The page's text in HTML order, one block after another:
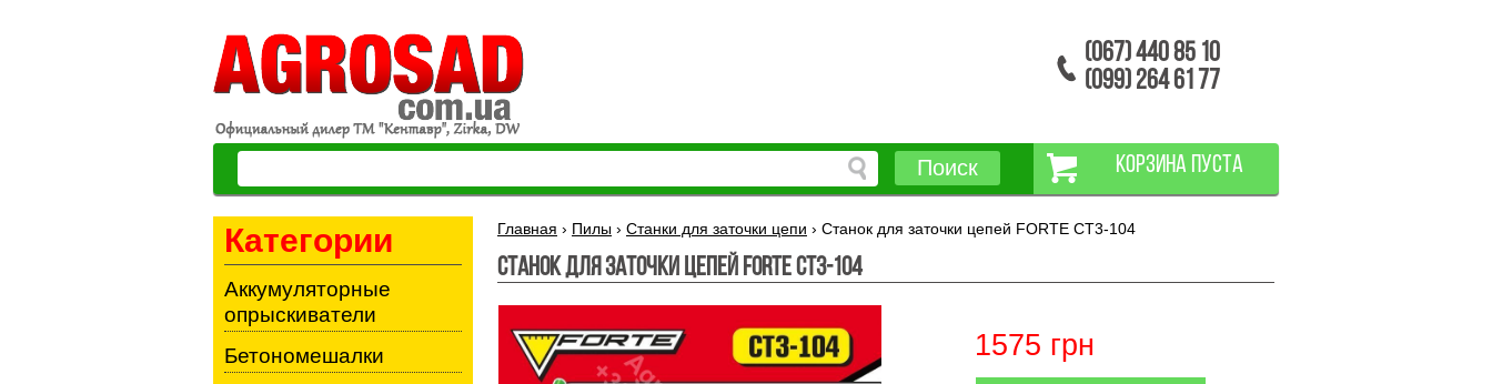
(067) 440 85 10
(099) 264 61 77
Поиск КОРЗИНА ПУСТА
Главная › Пилы › Станки для заточки цепи › Станок для заточки цепей FORTE СТ3-104
Станок для заточки цепей FORTE СТ3-104
1575 грн
Категории
Аккумуляторные
опрыскиватели
Бетономешалки